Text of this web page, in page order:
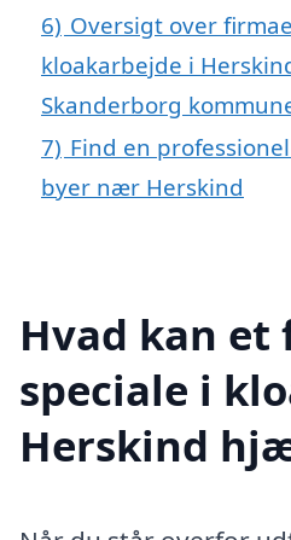
6) Oversigt over
kloakarbejde i
Skanderborg
7) Find en
byer nær Herskind
Hvad kan et
speciale i
Herskind